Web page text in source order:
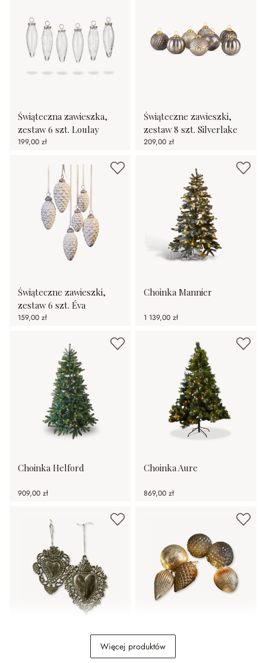
Świąteczna zawieszka,
zestaw 6 szt. Loulay
199,00 zł
Świąteczne zawieszki,
zestaw 8 szt. Silverlake
209,00 zł
Świąteczne zawieszki,
zestaw 6 szt. Éva
159,00 zł
Choinka Mannier
1 139,00 zł
Choinka Helford
909,00 zł
Choinka Aure
869,00 zł
Ozdoba, zestaw 2 szt.
Świąteczna zawieszka,
zestaw 6 szt. Layounne
Więcej produktów